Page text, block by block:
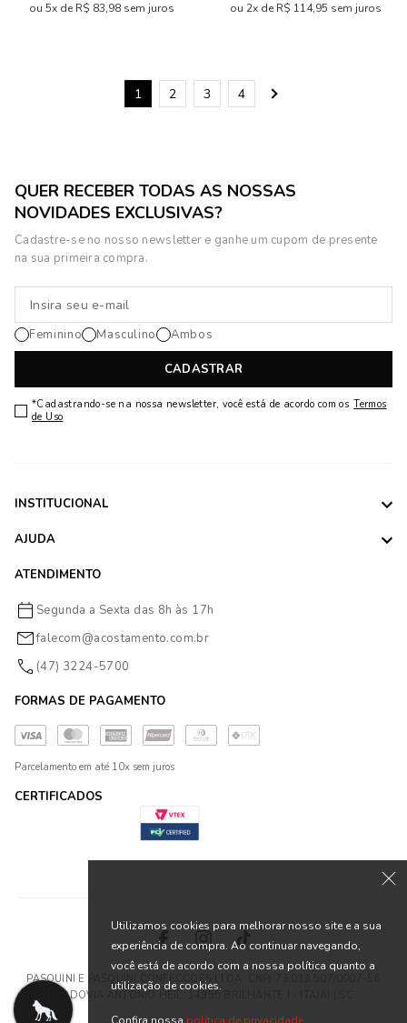
ou 5x de R$ 83,98 sem juros ou 2x de R$ 114,95 sem juros
1 2 3 4
QUER RECEBER TODAS AS NOSSAS
NOVIDADES EXCLUSIVAS?
Cadastre-se no nosso newsletter e ganhe um cupom de presente
na sua primeira compra.
CADASTRAR
Feminino Masculino Ambos
*Cadastrando-se na nossa newsletter, você está de acordo com os Termos
de Uso
INSTITUCIONAL
AJUDA
ATENDIMENTO
Segunda a Sexta das 8h às 17h
falecom@acostamento.com.br
(47) 3224-5700
FORMAS DE PAGAMENTO
Parcelamento em até 10x sem juros
CERTIFICADOS
PASQUINI E PASQUINI CONFECCOES LTDA. CNPJ 73.019.507/0007-56
RODOVIA ANTONIO HEIL, 14955 BRILHANTE I - ITAJAI | SC
Utilizamos cookies para melhorar nosso site e a sua
experiência de compra. Ao continuar navegando,
você está de acordo com a nossa política quanto a
utilização de cookies.
Confira nossa política de privacidade